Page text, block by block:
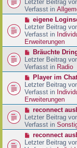
a
g
e
i
r
a
g
u
e
r
B
e
i
r
a
g
Letzter Beitrag
Verfasst in
N
e
u
e
r
B
e
i
r
a
g
eigene
Letzter Beitrag
Verfasst in
Erweiterungen
N
e
u
e
r
B
e
i
r
a
g
Bräuchte
Letzter Beitrag
Verfasst in Radio
N
e
u
e
r
B
e
i
r
Player im
Letzter Beitrag
Verfasst in
Erweiterungen
N
e
u
e
r
B
reconnect
Letzter Beitrag
Verfasst in
N
e
reconnect
Letzter Beitrag